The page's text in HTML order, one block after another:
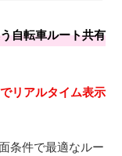
自転車ルート共有
リアルタイム表示
条件で最適なルー